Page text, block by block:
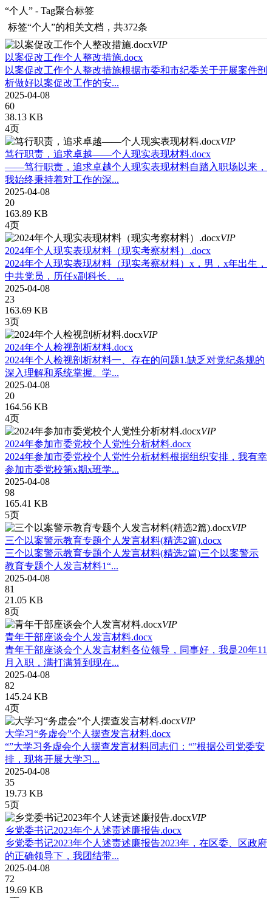
“个人” - Tag聚合标签
标签“个人”的相关文档，共372条
VIP
以案促改工作个人整改措施.docx
以案促改工作个人整改措施根据市委和市纪委关于开展案件剖
析做好以案促改工作的安...
2025-04-08
60
38.13 KB
4页
VIP
笃行职责，追求卓越——个人现实表现材料.docx
——笃行职责，追求卓越个人现实表现材料自踏入职场以来，
我始终秉持着对工作的深...
2025-04-08
20
163.89 KB
4页
VIP
2024年个人现实表现材料（现实考察材料）.docx
2024年个人现实表现材料（现实考察材料）x，男，x年出生，
中共党员，历任x副科长、...
2025-04-08
23
163.69 KB
3页
VIP
2024年个人检视剖析材料.docx
2024年个人检视剖析材料一、存在的问题1.缺乏对党纪条规的
深入理解和系统掌握。学...
2025-04-08
20
164.56 KB
4页
VIP
2024年参加市委党校个人党性分析材料.docx
2024年参加市委党校个人党性分析材料根据组织安排，我有幸
参加市委党校第x期x班学...
2025-04-08
98
165.41 KB
5页
VIP
三个以案警示教育专题个人发言材料(精选2篇).docx
三个以案警示教育专题个人发言材料(精选2篇)三个以案警示
教育专题个人发言材料1“...
2025-04-08
81
21.05 KB
8页
VIP
青年干部座谈会个人发言材料.docx
青年干部座谈会个人发言材料各位领导，同事好，我是20年11
月入职，满打满算到现在...
2025-04-08
82
145.24 KB
4页
VIP
大学习“务虚会”个人摆查发言材料.docx
“”大学习务虚会个人摆查发言材料同志们：“”根据公司党委安
排，现将开展大学习...
2025-04-08
35
19.73 KB
5页
VIP
乡党委书记2023年个人述责述廉报告.docx
乡党委书记2023年个人述责述廉报告2023年，在区委、区政府
的正确领导下，我团结带...
2025-04-08
72
19.69 KB